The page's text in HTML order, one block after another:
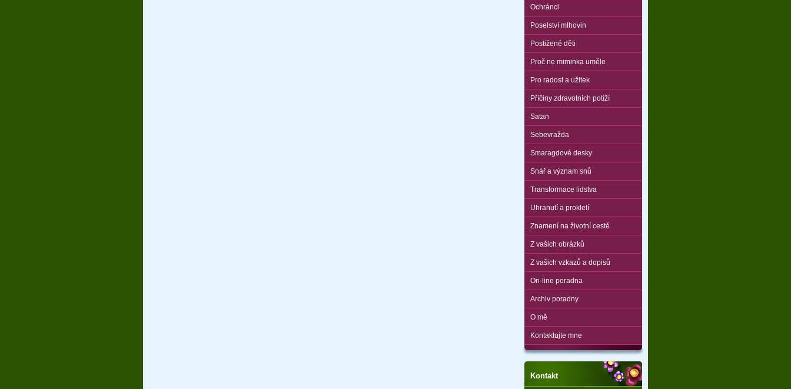
Ochránci
Poselství mlhovin
Postižené děti
Proč ne miminka uměle
Pro radost a užitek
Příčiny zdravotních potíží
Satan
Sebevražda
Smaragdové desky
Snář a význam snů
Transformace lidstva
Uhranutí a prokletí
Znamení na životní cestě
Z vašich obrázků
Z vašich vzkazů a dopisů
On-line poradna
Archiv poradny
O mě
Kontaktujte mne
Kontakt